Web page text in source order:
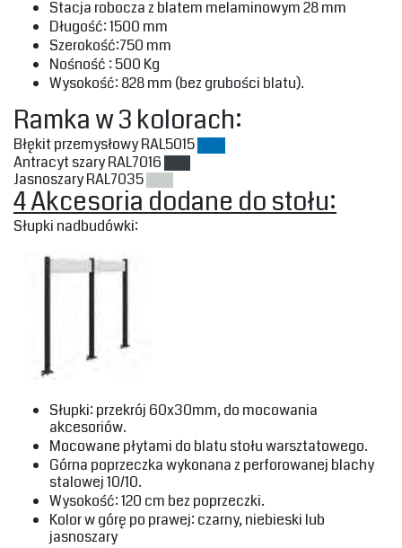
‎Stacja robocza z blatem melaminowym 28 mm‎
‎Długość: 1500 mm‎
‎Szerokość:750 mm‎
‎Nośność : 500 Kg‎
‎Wysokość: 828 mm (bez grubości blatu).‎
‎Ramka w 3 kolorach:‎
‎Błękit przemysłowy‎ RAL5015
‎Antracyt szary‎ RAL7016
‎Jasnoszary‎ RAL7035
‎4 Akcesoria dodane do stołu:‎
‎Słupki nadbudówki:‎
‎Słupki: przekrój 60x30mm, do mocowania
akcesoriów.‎
‎Mocowane płytami do blatu stołu warsztatowego.‎
‎Górna poprzeczka wykonana z perforowanej blachy
stalowej 10/10.‎
‎Wysokość: 120 cm bez poprzeczki.‎
‎Kolor w górę po prawej: czarny, niebieski lub
jasnoszary‎